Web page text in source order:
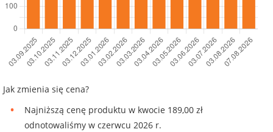
Jak zmienia się cena?
Najniższą cenę produktu w kwocie 189,00 zł
odnotowaliśmy w czerwcu 2026 r.